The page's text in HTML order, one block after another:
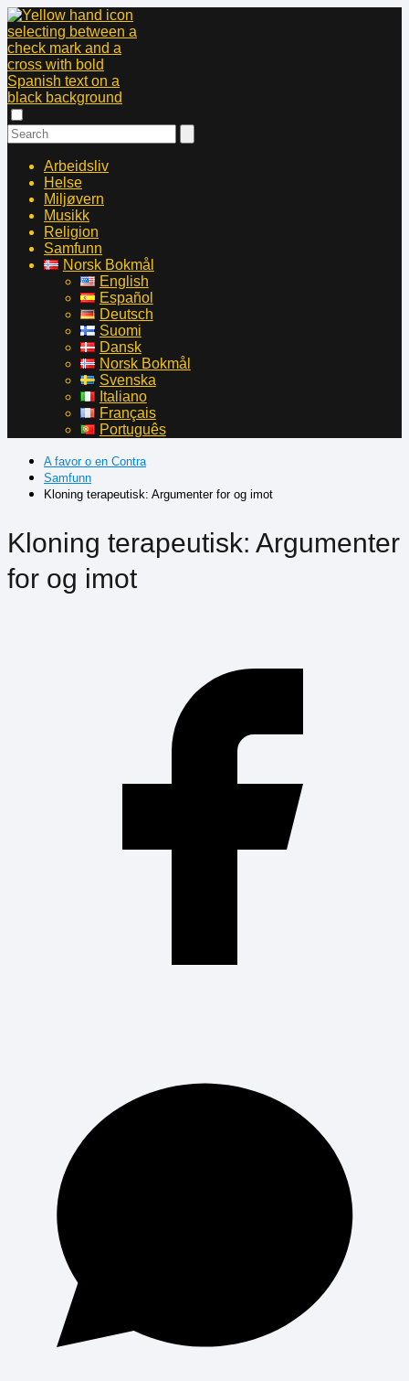
Arbeidsliv
Helse
Miljøvern
Musikk
Religion
Samfunn
Norsk Bokmål
English
Español
Deutsch
Suomi
Dansk
Norsk Bokmål
Svenska
Italiano
Français
Português
A favor o en Contra
Samfunn
Kloning terapeutisk: Argumenter for og imot
Kloning terapeutisk: Argumenter
for og imot